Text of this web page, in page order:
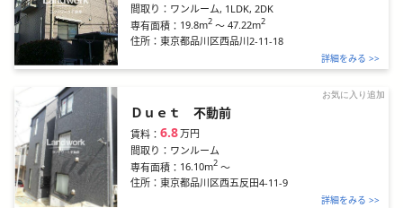
間取り： ワンルーム, 1LDK, 2DK
専有面積： 19.8m2 ～ 47.22m2
住所：東京都品川区西品川2-11-18
詳細をみる >>
お気に入り追加
Ｄｕｅｔ 不動前
賃料：6.8万円
間取り： ワンルーム
専有面積： 16.10m2 ～
住所：東京都品川区西五反田4-11-9
詳細をみる >>